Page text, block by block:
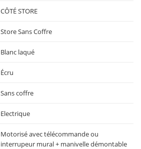
CÔTÉ STORE
Store Sans Coffre
Blanc laqué
Écru
Sans coffre
Electrique
Motorisé avec télécommande ou
interrupeur mural + manivelle démontable